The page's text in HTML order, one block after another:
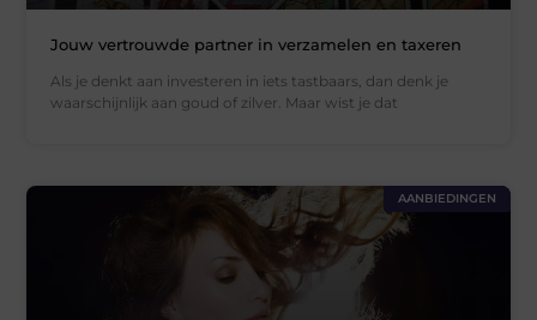
Jouw vertrouwde partner in verzamelen en taxeren
Als je denkt aan investeren in iets tastbaars, dan denk je
waarschijnlijk aan goud of zilver. Maar wist je dat
AANBIEDINGEN